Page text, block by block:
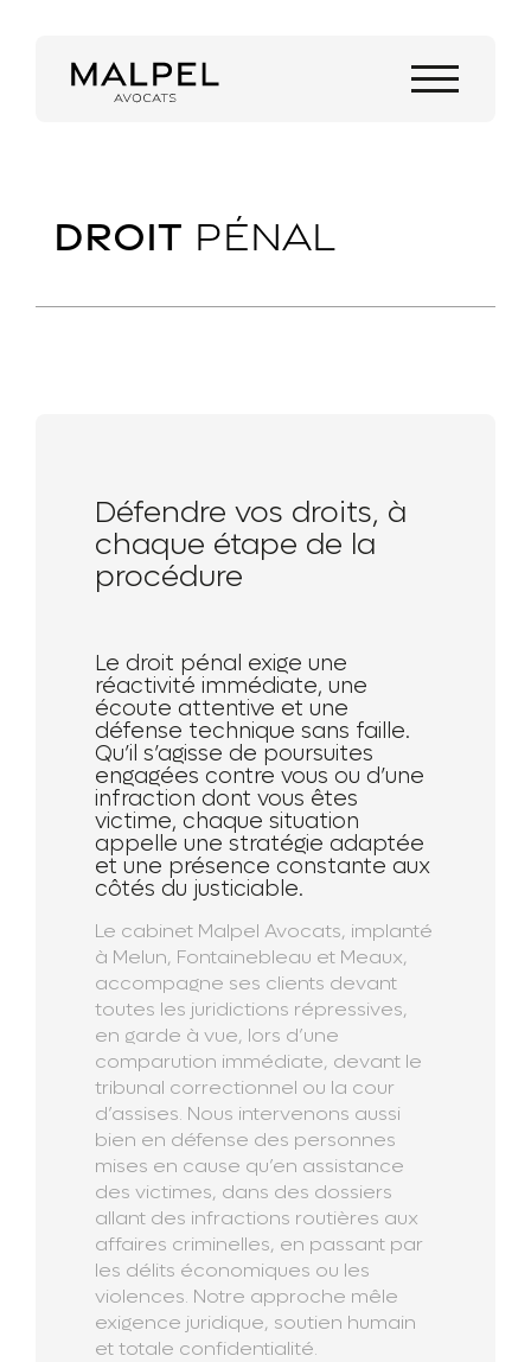
DROIT PÉNAL
Défendre vos droits, à
chaque étape de la
procédure
Le droit pénal exige une
réactivité immédiate, une
écoute attentive et une
défense technique sans faille.
Qu’il s’agisse de poursuites
engagées contre vous ou d’une
infraction dont vous êtes
victime, chaque situation
appelle une stratégie adaptée
et une présence constante aux
côtés du justiciable.
Le cabinet Malpel Avocats, implanté
à Melun, Fontainebleau et Meaux,
accompagne ses clients devant
toutes les juridictions répressives,
en garde à vue, lors d’une
comparution immédiate, devant le
tribunal correctionnel ou la cour
d’assises. Nous intervenons aussi
bien en défense des personnes
mises en cause qu’en assistance
des victimes, dans des dossiers
allant des infractions routières aux
affaires criminelles, en passant par
les délits économiques ou les
violences. Notre approche mêle
exigence juridique, soutien humain
et totale confidentialité.